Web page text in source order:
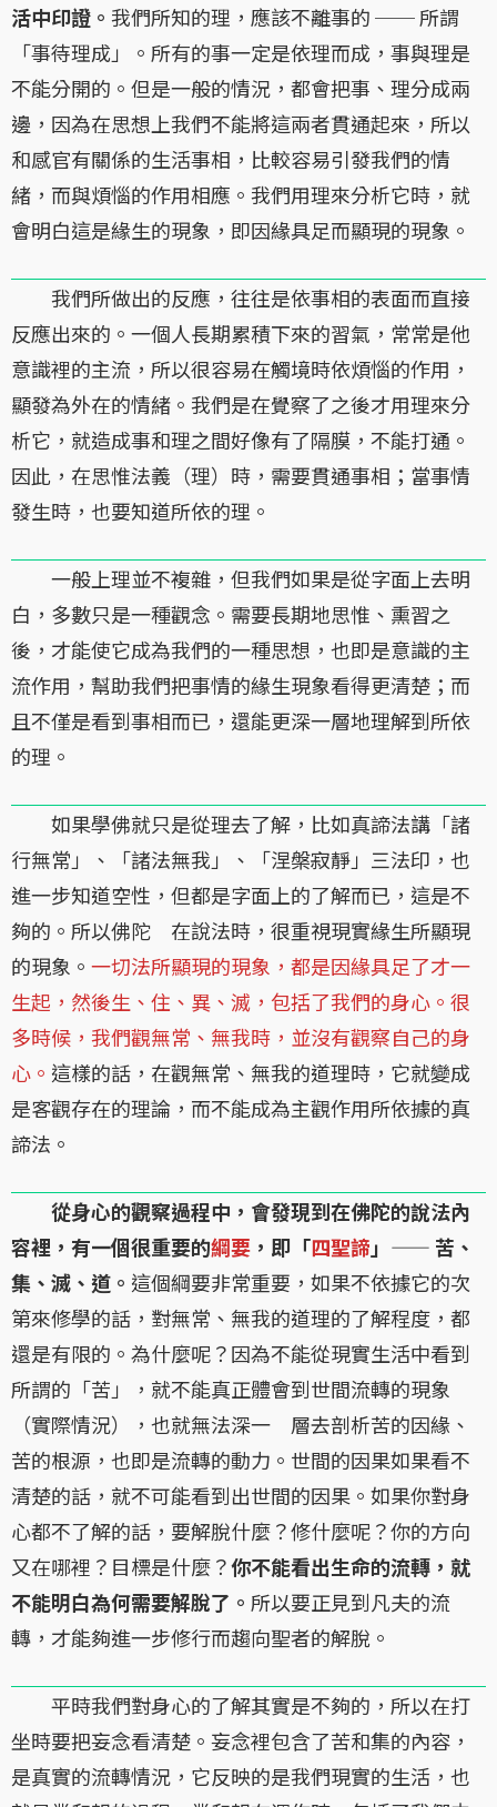
活中印證。 我們所知的理，應該不離事的 ── 所謂
「事待理成」。所有的事一定是依理而成，事與理是
不能分開的。但是一般的情況，都會把事、理分成兩
邊，因為在思想上我們不能將這兩者貫通起來，所以
和感官有關係的生活事相，比較容易引發我們的情
緒，而與煩惱的作用相應。我們用理來分析它時，就
會明白這是緣生的現象，即因緣具足而顯現的現象。
我們所做出的反應，往往是依事相的表面而直接
反應出來的。一個人長期累積下來的習氣，常常是他
意識裡的主流，所以很容易在觸境時依煩惱的作用，
顯發為外在的情緒。我們是在覺察了之後才用理來分
析它，就造成事和理之間好像有了隔膜，不能打通。
因此，在思惟法義（理）時，需要貫通事相；當事情
發生時，也要知道所依的理。
一般上理並不複雜，但我們如果是從字面上去明
白，多數只是一種觀念。需要長期地思惟、熏習之
後，才能使它成為我們的一種思想，也即是意識的主
流作用，幫助我們把事情的緣生現象看得更清楚；而
且不僅是看到事相而已，還能更深一層地理解到所依
的理。
如果學佛就只是從理去了解，比如真諦法講「諸
行無常」、「諸法無我」、「涅槃寂靜」三法印，也
進一步知道空性，但都是字面上的了解而已，這是不
夠的。所以佛陀 在說法時，很重視現實緣生所顯現
的現象。 一切法所顯現的現象，都是因緣具足了才一
生起，然後生、住、異、滅，包括了我們的身心。很
多時候，我們觀無常、無我時，並沒有觀察自己的身
心。 這樣的話，在觀無常、無我的道理時，它就變成
是客觀存在的理論，而不能成為主觀作用所依據的真
諦法。
從身心的觀察過程中，會發現到在佛陀的說法內
容裡，有一個很重要的綱要 ，即「四聖諦」—— 苦、
集、滅、道。 這個綱要非常重要，如果不依據它的次
第來修學的話，對無常、無我的道理的了解程度，都
還是有限的。為什麼呢？因為不能從現實生活中看到
所謂的「苦」，就不能真正體會到世間流轉的現象
（實際情況），也就無法深一 層去剖析苦的因緣、
苦的根源，也即是流轉的動力。世間的因果如果看不
清楚的話，就不可能看到出世間的因果。如果你對身
心都不了解的話，要解脫什麼？修什麼呢？你的方向
又在哪裡？目標是什麼？你不能看出生命的流轉，就
不能明白為何需要解脫了。 所以要正見到凡夫的流
轉，才能夠進一步修行而趨向聖者的解脫。
平時我們對身心的了解其實是不夠的，所以在打
坐時要把妄念看清楚。妄念裡包含了苦和集的內容，
是真實的流轉情況，它反映的是我們現實的生活，也